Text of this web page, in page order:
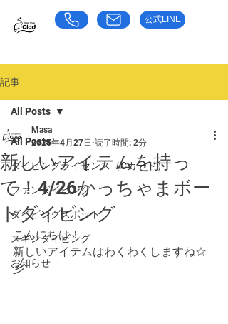
公式LINE
記事
All Posts
ダイビングライセンス（Cカード）
ファンダイビング
ダイビングスポット
スキンダイビング
お知らせ
All Posts
新しいアイテムを持っ
て！4/26かっちゃまボー
トダイビング
Masa
2025年4月27日 読了時間: 2分
こんにちは！
新しいアイテムはわくわくしますね☆
彡